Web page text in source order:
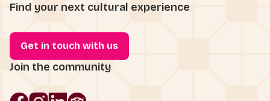
Find your next cultural experience
Get in touch with us
Join the community